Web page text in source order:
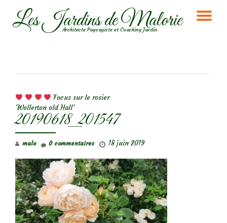
AllerLes Jardins de Malorie
Architecte Paysagiste et Coaching Jardin
Focus sur le rosier
‘Wollerton old Hall’
20190618_201547
malo 18 juin 2019
0 commentaires